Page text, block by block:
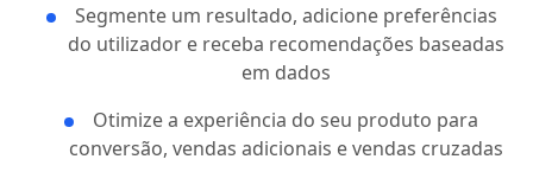
Segmente um resultado, adicione preferências
do utilizador e receba recomendações baseadas
em dados
Otimize a experiência do seu produto para
conversão, vendas adicionais e vendas cruzadas